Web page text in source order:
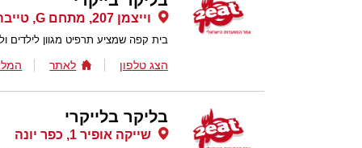
וייצמן 207, מתחם G, טייבה
בית קפה שמציע תרפיט מגוון לילדים
הצג טלפון לאתר
בליקר בלייקרי
שייקה אופיר 1, כפר יונה